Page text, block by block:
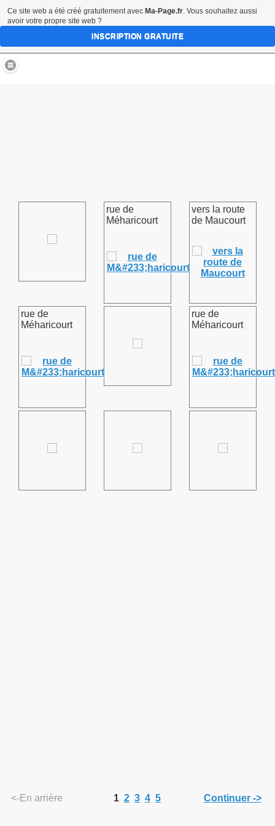
rue de
Méharicourt
vers la route
de Maucourt
rue de
Méharicourt
rue de
Méharicourt
<-En arrière 1 2 3 4 5 Continuer ->
Ce site web a été créé gratuitement avec Ma-Page.fr. Vous souhaitez aussi
avoir votre propre site web ?
INSCRIPTION GRATUITE